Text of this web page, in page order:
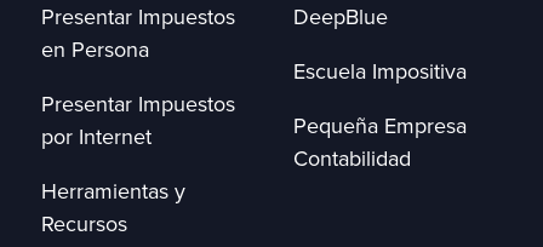
Presentar Impuestos
en Persona
Presentar Impuestos
por Internet
Herramientas y
Recursos
DeepBlue
Escuela Impositiva
Pequeña Empresa
Contabilidad